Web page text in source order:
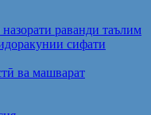
раванди таълим
сифати
ва машварат